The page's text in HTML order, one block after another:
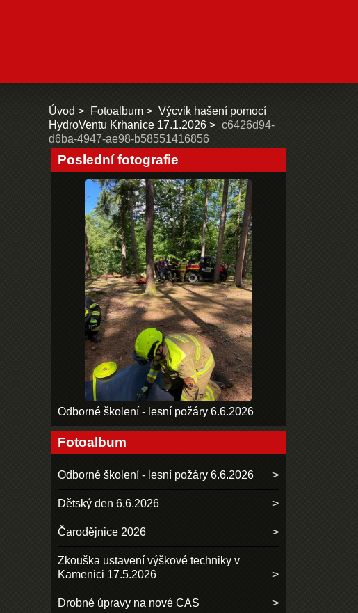
Úvod Fotoalbum
Výcvik hašení pomocí
HydroVentu Krhanice 17.1.2026
c6426d94-
d6ba-4947-ae98-b58551416856
Poslední fotografie
Odborné školení - lesní požáry 6.6.2026
Fotoalbum
Odborné školení - lesní požáry 6.6.2026
Dětský den 6.6.2026
Čarodějnice 2026
Zkouška ustavení výškové techniky v
Kamenici 17.5.2026
Drobné úpravy na nové CAS